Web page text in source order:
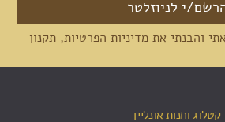
והבנתי את מדיניות הפרטיות, תקנון
קטלוג וחנות אונליין